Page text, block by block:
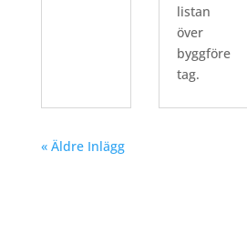
listan
över
byggföre
tag.
« Äldre Inlägg